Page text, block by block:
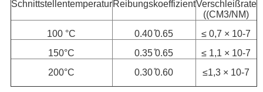
SchnittstellentemperaturReibungskoeffizientVerschleißrate
((CM3/NM)
100 °C
0.40 ̊0.65
≤ 0,7 × 10-7
150°C
0.35 ̊0.65
≤ 1,1 × 10-7
200°C
0.30 ̊0.60 ≤1,3 × 10-7